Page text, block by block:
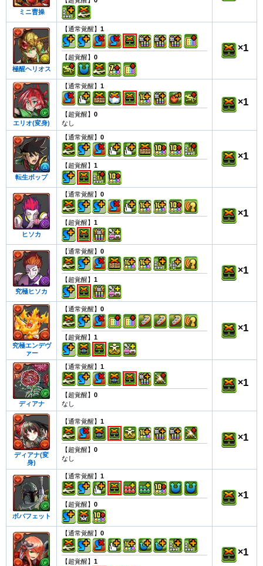
ミニ曹操
極醒ヘリオス
【通常覚醒】 1
【超覚醒】 0
×1
エリオ(変身)
【通常覚醒】 1
【超覚醒】 0
なし
×1
転生ポップ
【通常覚醒】 0
【超覚醒】 1
×1
ヒソカ
【通常覚醒】 0
【超覚醒】 1
×1
究極ヒソカ
【通常覚醒】 0
【超覚醒】 1
×1
究極エンデヴ
ァー
【通常覚醒】 0
【超覚醒】 1
×1
ディアナ
【通常覚醒】 1
【超覚醒】 0
なし
×1
ディアナ(変
身)
【通常覚醒】 1
【超覚醒】 0
なし
×1
ボバフェット
【通常覚醒】 1
【超覚醒】 0
×1
【通常覚醒】 0
【超覚醒】 1
×1